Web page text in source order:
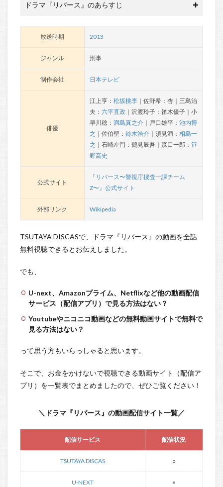
ドラマ『リバース』のあらすじ
放送時期 2013
ジャンル 刑事
制作会社 日本テレビ
俳優
江上亨： 松坂桃李｜佐野希：杏｜三島治
夫： 六平直政 ｜沢渡玲子：笛木優子｜小
早川稔： 満島真之介｜戸口雄平： 池内博
之 ｜佐伯聖： 鈴木浩介｜須見満： 相島一
之 ｜石崎左門：鶴見辰吾｜森口一郎： 笹
野高史
公式サイト
『リバース〜警視庁捜査一課チーム
Z〜』公式サイト
外部リンク Wikipedia
TSUTAYA DISCASで、ドラマ『リバース』の動画を全話
無料視聴できるとお伝えしました。
でも、
U-next、Amazonプライム、Netflixなど他の動画配信
サービス（配信アプリ）で見る方法はない？
Youtubeやニコニコ動画などの無料動画サイトで無料で
見る方法はない？
って思う方もいらっしゃると思います。
そこで、お金をかけないで視聴できる動画サイト（配信ア
プリ）を一覧表でまとめましたので、ぜひご覧ください！
＼ドラマ『リバース』の動画配信サイト一覧／
配信サービス 配信状況
TSUTAYA DISCAS ○
U-NEXT ×